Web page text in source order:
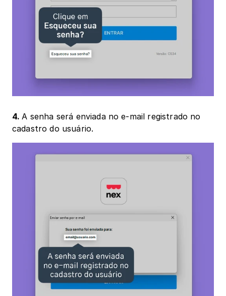
4. A senha será enviada no e-mail registrado no
cadastro do usuário.